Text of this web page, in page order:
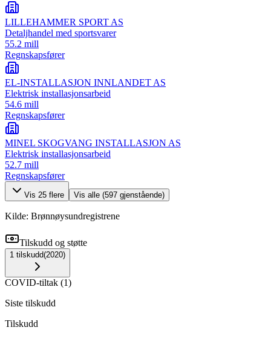
LILLEHAMMER SPORT AS
Detaljhandel med sportsvarer
55.2 mill
Regnskapsfører
EL-INSTALLASJON INNLANDET AS
Elektrisk installasjonsarbeid
54.6 mill
Regnskapsfører
MINEL SKOGVANG INSTALLASJON AS
Elektrisk installasjonsarbeid
52.7 mill
Regnskapsfører
Vis 25 flere Vis alle (597 gjenstående)
Kilde: Brønnøysundregistrene
Tilskudd og støtte
1 tilskudd(2020)
COVID-tiltak (1)
Siste tilskudd
Tilskudd